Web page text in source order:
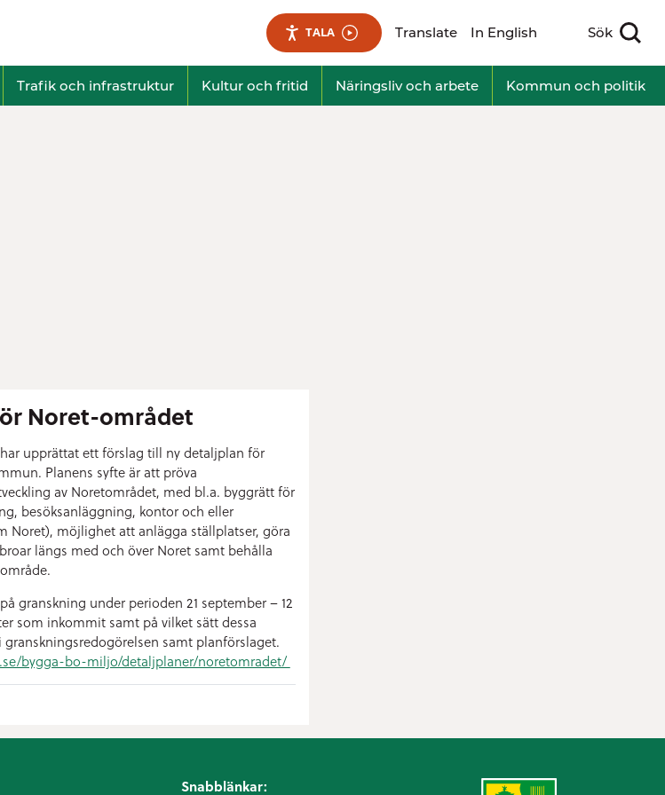
TALA Translate In English Sök
Visa sökfält
Trafik och infrastruktur Kultur och fritid Näringsliv och arbete Kommun och politik
Noret-området
upprättat ett förslag till ny detaljplan för
Planens syfte är att pröva
av Noretområdet, med bl.a. byggrätt för
besöksanläggning, kontor och eller
Noret), möjlighet att anlägga ställplatser, göra
längs med och över Noret samt behålla
granskning under perioden 21 september – 12
som inkommit samt på vilket sätt dessa
samt planförslaget.
bygga-bo-miljo/detaljplaner/noretomradet/
Snabblänkar: